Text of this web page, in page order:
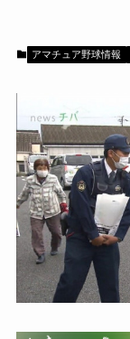
アマチュア野球情報